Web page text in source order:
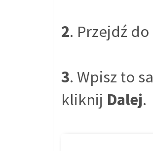
2. Przejdź
3. Wpisz to
kliknij Dalej.